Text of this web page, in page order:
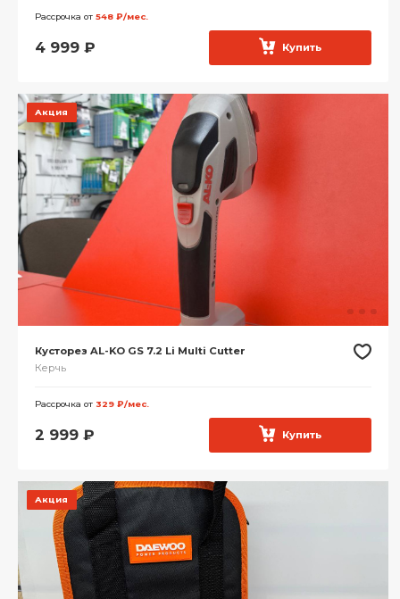
Рассрочка от 548 ₽/мес.
4 999 ₽ Купить
Акция
Кусторез AL-KO GS 7.2 Li Multi Cutter
Керчь
Рассрочка от 329 ₽/мес.
2 999 ₽ Купить
Акция